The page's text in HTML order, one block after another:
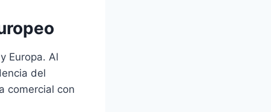
Europa. Al
del
comercial con